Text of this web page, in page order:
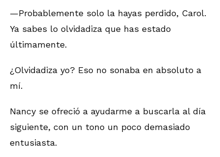
—Probablemente solo la hayas perdido, Carol.
Ya sabes lo olvidadiza que has estado
últimamente.
¿Olvidadiza yo? Eso no sonaba en absoluto a
mí.
Nancy se ofreció a ayudarme a buscarla al día
siguiente, con un tono un poco demasiado
entusiasta.